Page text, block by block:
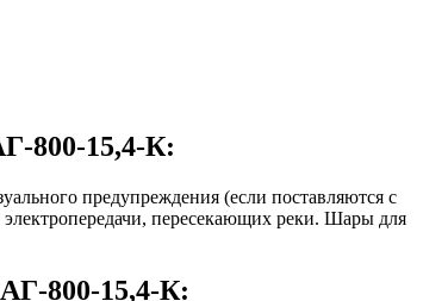
800-15,4-К:
предупреждения (если поставляются с
пересекающих реки. Шары для
800-15,4-К: